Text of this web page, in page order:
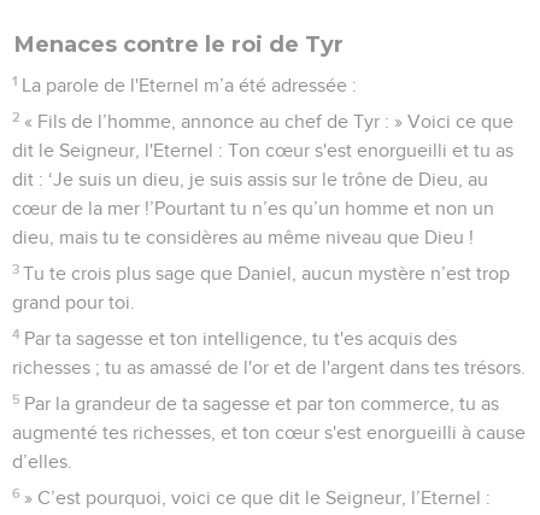
Menaces contre le roi de Tyr
1 La parole de l'Eternel m’a été adressée :
2 « Fils de l’homme, annonce au chef de Tyr : » Voici ce que
dit le Seigneur, l'Eternel : Ton cœur s'est enorgueilli et tu as
dit : ‘Je suis un dieu, je suis assis sur le trône de Dieu, au
cœur de la mer !’Pourtant tu n’es qu’un homme et non un
dieu, mais tu te considères au même niveau que Dieu !
3 Tu te crois plus sage que Daniel, aucun mystère n’est trop
grand pour toi.
4 Par ta sagesse et ton intelligence, tu t'es acquis des
richesses ; tu as amassé de l'or et de l'argent dans tes trésors.
5 Par la grandeur de ta sagesse et par ton commerce, tu as
augmenté tes richesses, et ton cœur s'est enorgueilli à cause
d’elles.
6 » C’est pourquoi, voici ce que dit le Seigneur, l’Eternel :